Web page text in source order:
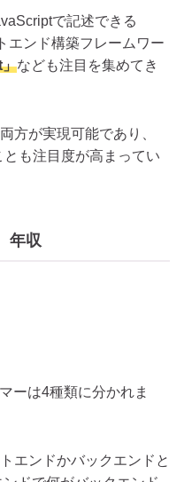
で記述できる
エンド構築フレームワー
なども注目を集めてき
方が実現可能であり、
も注目度が高まってい
年収
ーは4種類に分かれま
エンドかバックエンドと